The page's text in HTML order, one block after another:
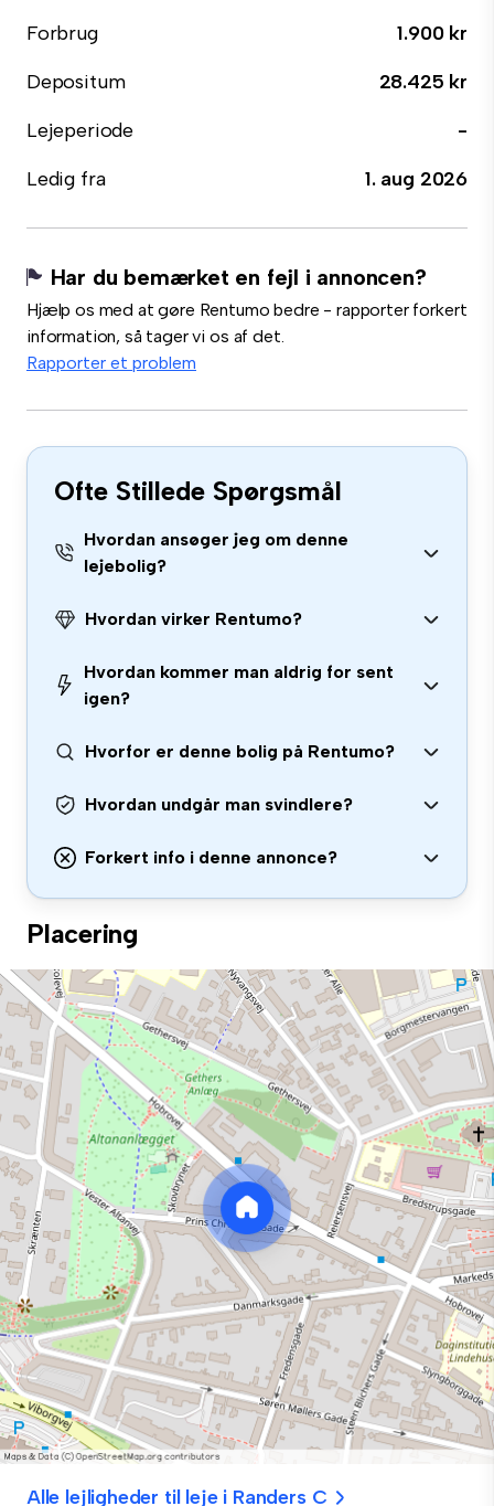
Forbrug
1.900 kr
Depositum
28.425 kr
Lejeperiode
-
Ledig fra
1. aug 2026
Har du bemærket en fejl i annoncen?
Hjælp os med at gøre Rentumo bedre - rapporter forkert
information, så tager vi os af det.
Rapporter et problem
Ofte Stillede Spørgsmål
Hvordan ansøger jeg om denne
lejebolig?
Hvordan virker Rentumo?
Hvordan kommer man aldrig for sent
igen?
Hvorfor er denne bolig på Rentumo?
Hvordan undgår man svindlere?
Forkert info i denne annonce?
Placering
Alle lejligheder til leje i Randers C